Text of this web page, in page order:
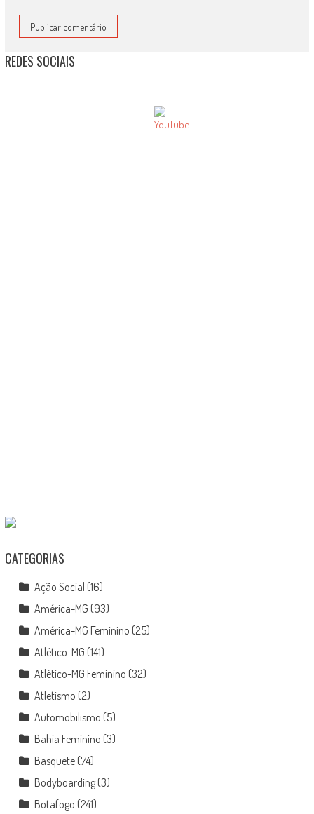
REDES SOCIAIS
CATEGORIAS
Ação Social (16)
América-MG (93)
América-MG Feminino (25)
Atlético-MG (141)
Atlético-MG Feminino (32)
Atletismo (2)
Automobilismo (5)
Bahia Feminino (3)
Basquete(74)
Bodyboarding(3)
Botafogo (241)